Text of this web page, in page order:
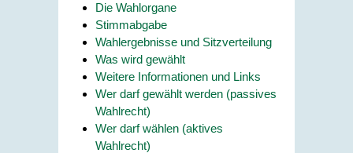
Die Wahlorgane
Stimmabgabe
Wahlergebnisse und Sitzverteilung
Was wird gewählt
Weitere Informationen und Links
Wer darf gewählt werden (passives
Wahlrecht)
Wer darf wählen (aktives
Wahlrecht)